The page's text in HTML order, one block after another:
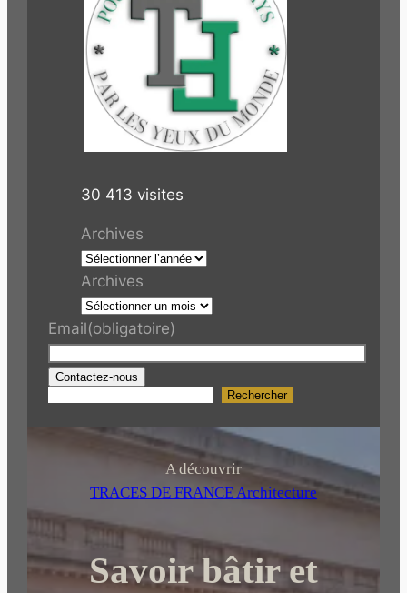
30 413 visites
Archives
Archives
Email(obligatoire)
Contactez-nous
r
c
h
Rechercher
A découvrir
TRACES DE FRANCE Architecture
Savoir bâtir et